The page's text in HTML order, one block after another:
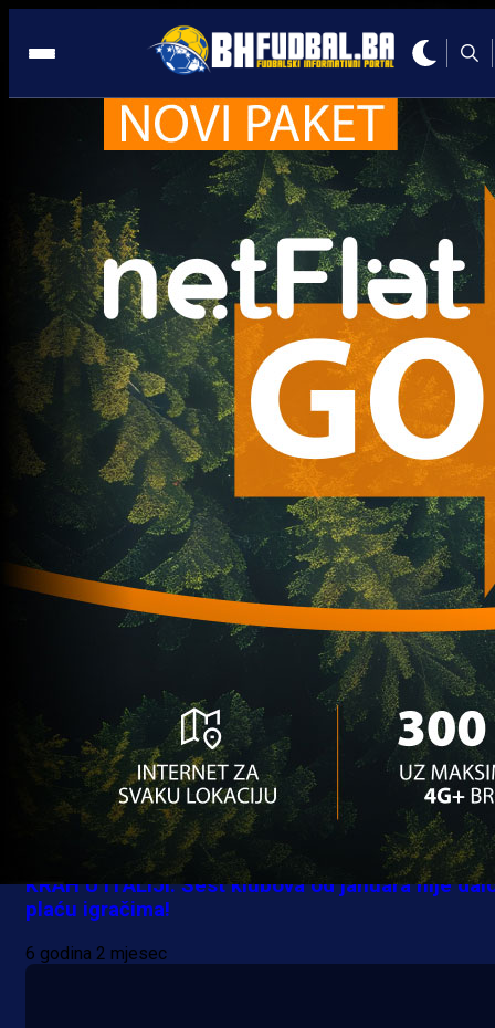
INO fudbal
INO fudbal
Klub bivšeg mladog bh. reprezentativca izbačen
amatersku ligu
6 godina 2 mjesec
INO fudbal
KRAH U ITALIJI: Šest klubova od januara nije
plaću igračima!
6 godina 2 mjesec